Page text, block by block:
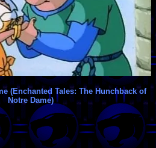
(Enchanted Tales: The Hunchback of
Notre Dame)